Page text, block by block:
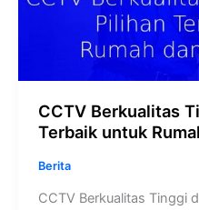
CCTV Berkualitas
Terbaik untuk
Berita
CCTV Berkualitas Tinggi